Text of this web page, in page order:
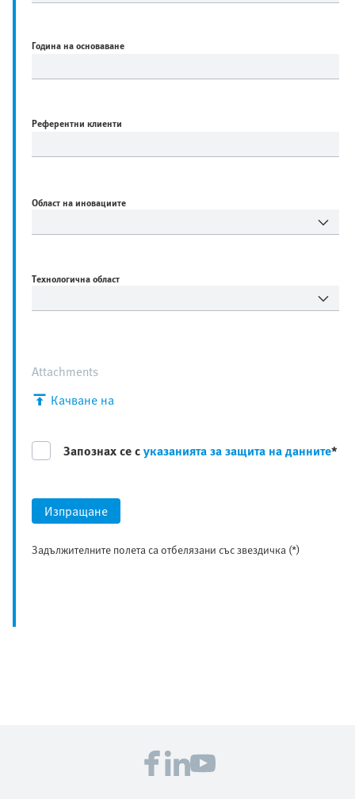
Година на основаване
Референтни клиенти
Област на иновациите
Технологична област
Attachments
Качване на
Запознах се суказанията за защита на данните*
Изпращане
Задължителните полета са отбелязани със звездичка (*)